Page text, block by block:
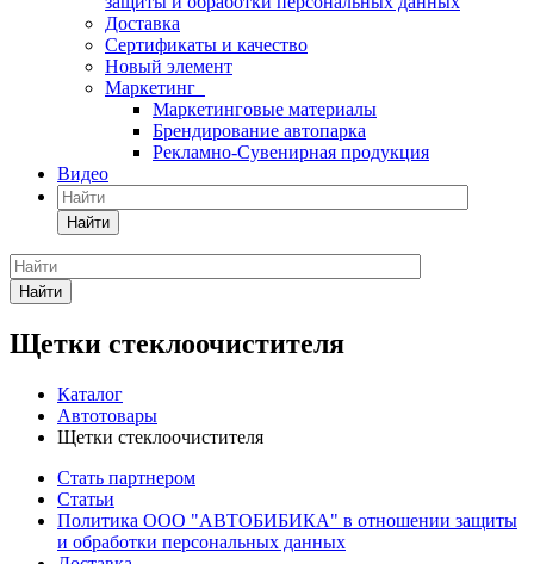
Доставка
Сертификаты и качество
Новый элемент
Маркетинг
Маркетинговые материалы
Брендирование автопарка
Рекламно-Сувенирная продукция
Видео
Найти
Найти
Щетки стеклоочистителя
Каталог
Автотовары
Щетки стеклоочистителя
Стать партнером
Статьи
Политика ООО "АВТОБИБИКА" в отношении защиты
и обработки персональных данных